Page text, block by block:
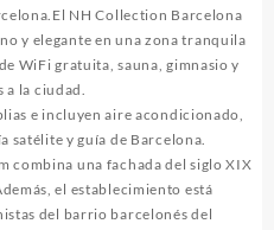
NH Collection Barcelona
y elegante en una zona tranquila
WiFi gratuita, sauna, gimnasio y
a la ciudad.
e incluyen aire acondicionado,
satélite y guía de Barcelona.
combina una fachada del siglo XIX
el establecimiento está
del barrio barcelonés del